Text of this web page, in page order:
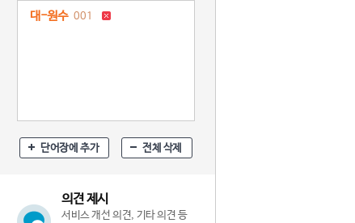
대-원수 001
단어장에 추가 전체 삭제
의견 제시
서비스 개선 의견, 기타 의견 등